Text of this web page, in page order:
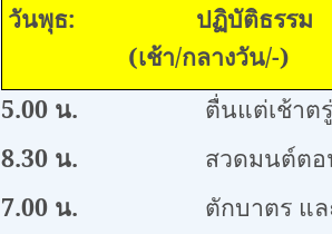
วันพุ
(เช้า/กลางวัน/-)
5.00 น.
ตื่นแต่เช้าตรู่ ล้าง
8.30 น.
สวดมนต์ตอนเช้า
7.00 น.
ตักบาตร และรับ